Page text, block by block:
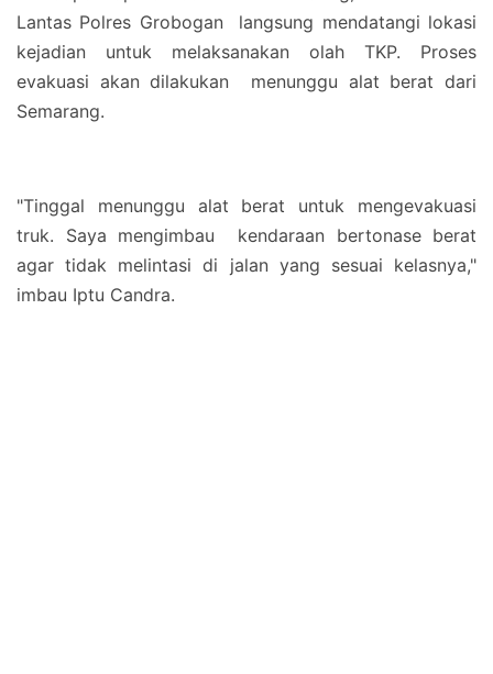
Lantas Polres Grobogan langsung mendatangi lokasi
kejadian untuk melaksanakan olah TKP. Proses
evakuasi akan dilakukan menunggu alat berat dari
Semarang.
"Tinggal menunggu alat berat untuk mengevakuasi
truk. Saya mengimbau kendaraan bertonase berat
agar tidak melintasi di jalan yang sesuai kelasnya,"
imbau Iptu Candra.